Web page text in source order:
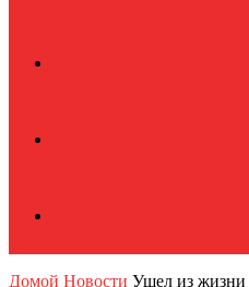
Домой Новости Ушел из жизни